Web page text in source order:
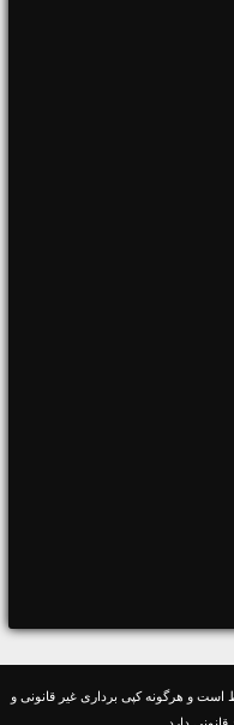
و هرگونه کپی برداری غیر قانونی و